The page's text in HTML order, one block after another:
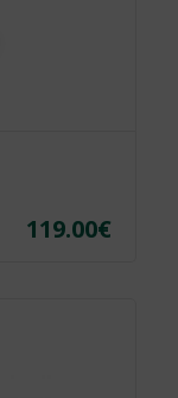
119.00€